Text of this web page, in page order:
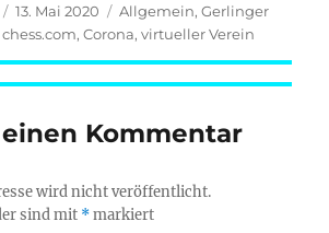
Veröffentlicht
am
13. Mai 2020 Kategorien
Allgemein,Gerlinger
chess.com,Corona,virtueller Verein
Kommentar
wird nicht veröffentlicht.
sind mit *markiert